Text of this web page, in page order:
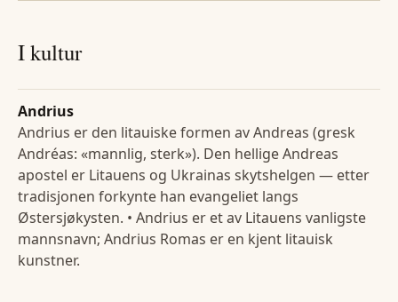
I kultur
Andrius
Andrius er den litauiske formen av Andreas (gresk
Andréas: «mannlig, sterk»). Den hellige Andreas
apostel er Litauens og Ukrainas skytshelgen — etter
tradisjonen forkynte han evangeliet langs
Østersjøkysten. • Andrius er et av Litauens vanligste
mannsnavn; Andrius Romas er en kjent litauisk
kunstner.